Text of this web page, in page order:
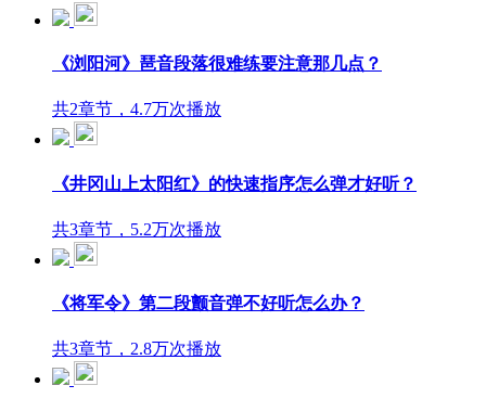
《浏阳河》琶音段落很难练要注意那几点？
共2章节，4.7万次播放
《井冈山上太阳红》的快速指序怎么弹才好听？
共3章节，5.2万次播放
《将军令》第二段颤音弹不好听怎么办？
共3章节，2.8万次播放